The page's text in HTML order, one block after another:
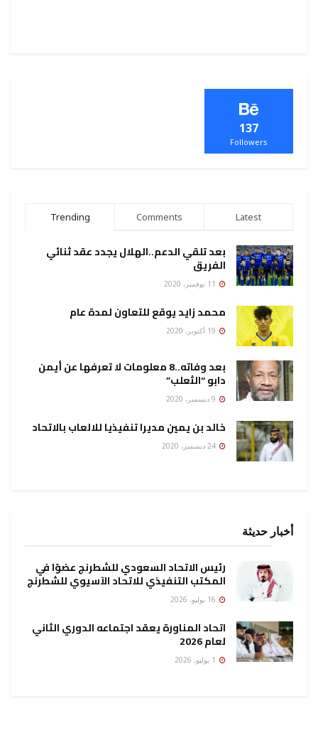
137
Followers
Trending Comments Latest
بعد تلقي الدعم..الهلال يجدد عقد ثنائي
الفريق
محمد زايد يوقع للتعاون لمدة عام
بعد وفاته..8 معلومات لا تعرفها عن أيمن
دابو “الثعلب”
خالد بن يمين مديرا تنفيذيا للالعاب بالاتحاد
أخبار حديثة
رئيس الاتحاد السعودي للشطرنج عضوًا في
المكتب التنفيذي للاتحاد الآسيوي للشطرنج
اتحاد المناورة يعقد اجتماعه الدوري الثاني
لعام 2026